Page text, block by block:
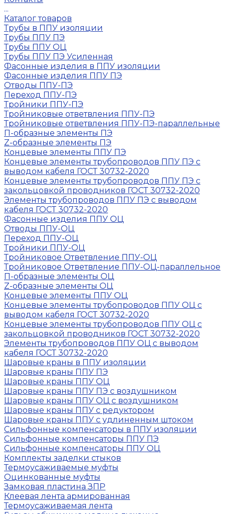
...
Каталог товаров
Трубы в ППУ изоляции
Трубы ППУ ПЭ
Трубы ППУ ОЦ
Трубы ППУ ПЭ Усиленная
Фасонные изделия в ППУ изоляции
Фасонные изделия ППУ ПЭ
Отводы ППУ-ПЭ
Переход ППУ-ПЭ
Тройники ППУ-ПЭ
Тройниковые ответвления ППУ-ПЭ
Тройниковые ответвления ППУ-ПЭ-параллельные
П-образные элементы ПЭ
Z-образные элементы ПЭ
Концевые элементы ППУ ПЭ
Концевые элементы трубопроводов ППУ ПЭ с
выводом кабеля ГОСТ 30732-2020
Концевые элементы трубопроводов ППУ ПЭ с
закольцовкой проводников ГОСТ 30732-2020
Элементы трубопроводов ППУ ПЭ с выводом
кабеля ГОСТ 30732-2020
Фасонные изделия ППУ ОЦ
Отводы ППУ-ОЦ
Переход ППУ-ОЦ
Тройники ППУ-ОЦ
Тройниковое Ответвление ППУ-ОЦ
Тройниковое Ответвление ППУ-ОЦ-параллельное
П-образные элементы ОЦ
Z-образные элементы ОЦ
Концевые элементы ППУ ОЦ
Концевые элементы трубопроводов ППУ ОЦ с
выводом кабеля ГОСТ 30732-2020
Концевые элементы трубопроводов ППУ ОЦ с
закольцовкой проводников ГОСТ 30732-2020
Элементы трубопроводов ППУ ОЦ с выводом
кабеля ГОСТ 30732-2020
Шаровые краны в ППУ изоляции
Шаровые краны ППУ ПЭ
Шаровые краны ППУ ОЦ
Шаровые краны ППУ ПЭ с воздушником
Шаровые краны ППУ ОЦ с воздушником
Шаровые краны ППУ с редуктором
Шаровые краны ППУ с удлиненным штоком
Сильфонные компенсаторы в ППУ изоляции
Сильфонные компенсаторы ППУ ПЭ
Сильфонные компенсаторы ППУ ОЦ
Комплекты заделки стыков
Термоусаживаемые муфты
Оцинкованные муфты
Замковая пластина ЗПР
Клеевая лента армированная
Термоусаживаемая лента